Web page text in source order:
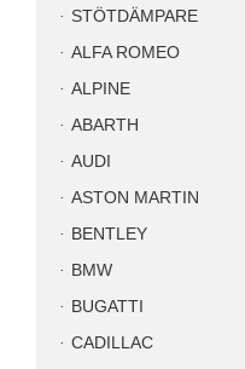
STÖTDÄMPARE
ALFA ROMEO
ALPINE
ABARTH
AUDI
ASTON MARTIN
BENTLEY
BMW
BUGATTI
CADILLAC